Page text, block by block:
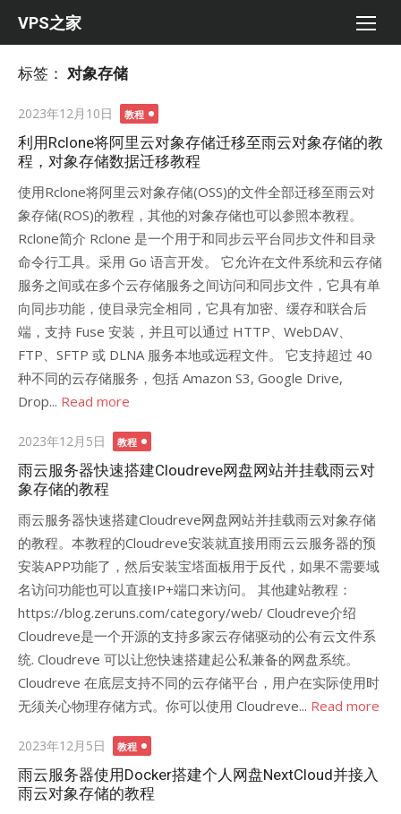
VPS之家
标签： 对象存储
Posted
on
2023年12月10日 教程
利用Rclone将阿里云对象存储迁移至雨云对象存储的教
程，对象存储数据迁移教程
使用Rclone将阿里云对象存储(OSS)的文件全部迁移至雨云对
象存储(ROS)的教程，其他的对象存储也可以参照本教程。
Rclone简介 Rclone 是一个用于和同步云平台同步文件和目录
命令行工具。采用 Go 语言开发。 它允许在文件系统和云存储
服务之间或在多个云存储服务之间访问和同步文件，它具有单
向同步功能，使目录完全相同，它具有加密、缓存和联合后
端，支持 Fuse 安装，并且可以通过 HTTP、WebDAV、
FTP、SFTP 或 DLNA 服务本地或远程文件。 它支持超过 40
种不同的云存储服务，包括 Amazon S3, Google Drive,
Drop... Read more
Posted
on
2023年12月5日 教程
雨云服务器快速搭建Cloudreve网盘网站并挂载雨云对
象存储的教程
雨云服务器快速搭建Cloudreve网盘网站并挂载雨云对象存储
的教程。本教程的Cloudreve安装就直接用雨云云服务器的预
安装APP功能了，然后安装宝塔面板用于反代，如果不需要域
名访问功能也可以直接IP+端口来访问。 其他建站教程：
https://blog.zeruns.com/category/web/ Cloudreve介绍
Cloudreve是一个开源的支持多家云存储驱动的公有云文件系
统. Cloudreve 可以让您快速搭建起公私兼备的网盘系统。
Cloudreve 在底层支持不同的云存储平台，用户在实际使用时
无须关心物理存储方式。你可以使用 Cloudreve... Read more
Posted
on
2023年12月5日 教程
雨云服务器使用Docker搭建个人网盘NextCloud并接入
雨云对象存储的教程